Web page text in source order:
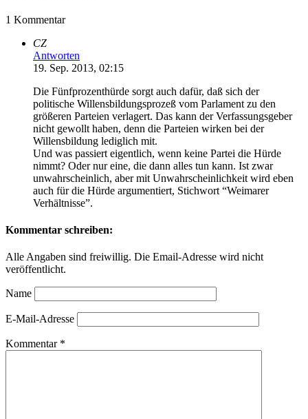
1 Kommentar
CZ
Antworten
19. Sep. 2013, 02:15
Die Fünfprozenthürde sorgt auch dafür, daß sich der
politische Willensbildungsprozeß vom Parlament zu den
größeren Parteien verlagert. Das kann der Verfassungsgeber
nicht gewollt haben, denn die Parteien wirken bei der
Willensbildung lediglich mit.
Und was passiert eigentlich, wenn keine Partei die Hürde
nimmt? Oder nur eine, die dann alles tun kann. Ist zwar
unwahrscheinlich, aber mit Unwahrscheinlichkeit wird eben
auch für die Hürde argumentiert, Stichwort “Weimarer
Verhältnisse”.
Kommentar schreiben:
Alle Angaben sind freiwillig. Die Email-Adresse wird nicht
veröffentlicht.
Name
E-Mail-Adresse
Kommentar *